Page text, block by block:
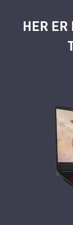
HER ER